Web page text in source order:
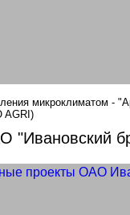
"Ивановский
микроклиматом -
AGRI)